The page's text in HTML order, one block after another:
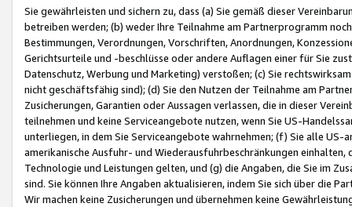
Sie gewährleisten und sichern zu, dass (a) Sie gemäß dieser
betreiben werden; (b) weder Ihre Teilnahme am Partnerprogramm
Bestimmungen, Verordnungen, Vorschriften, Anordnungen,
Gerichtsurteile und -beschlüsse oder andere Auflagen einer für Sie
Datenschutz, Werbung und Marketing) verstoßen; (c) Sie
nicht geschäftsfähig sind); (d) Sie den Nutzen der Teilnahme am
Zusicherungen, Garantien oder Aussagen verlassen, die in dieser
teilnehmen und keine Serviceangebote nutzen, wenn Sie US-
unterliegen, in dem Sie Serviceangebote wahrnehmen; (f) Sie alle
amerikanische Ausfuhr- und Wiederausfuhrbeschränkungen
Technologie und Leistungen gelten, und (g) die Angaben, die Sie im
sind. Sie können Ihre Angaben aktualisieren, indem Sie sich über die
Wir machen keine Zusicherungen und übernehmen keine